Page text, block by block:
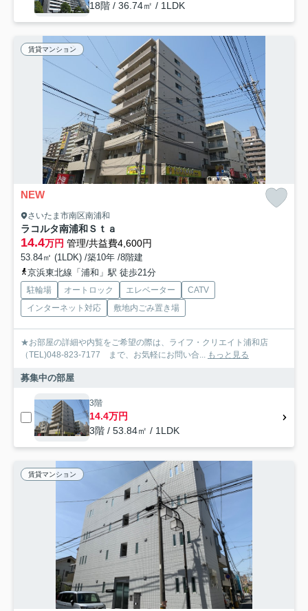
18階 / 36.74㎡ / 1LDK
賃貸マンション
NEW
さいたま市南区南浦和
ラコルタ南浦和Ｓｔａ
14.4万円 管理/共益費4,600円
53.84㎡ (1LDK) /築10年 /8階建
京浜東北線「浦和」駅 徒歩21分
駐輪場 オートロック エレベーター
CATV
インターネット対応
敷地内ごみ置き場
★お部屋の詳細や内覧をご希望の際は、ライフ・クリエイト浦和店
（TEL)048-823-7177 まで、お気軽にお問い合... もっと見る
募集中の部屋
3階
14.4万円
3階 / 53.84㎡ / 1LDK
賃貸マンション